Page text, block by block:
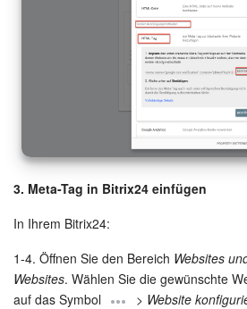
KOSTENFREI
LOGIN
3. Meta-Tag in Bitrix24 einfügen
In Ihrem Bitrix24:
1-4. Öffnen Sie den Bereich Websites
Websites. Wählen Sie die gewünschte
auf das Symbol
> Website